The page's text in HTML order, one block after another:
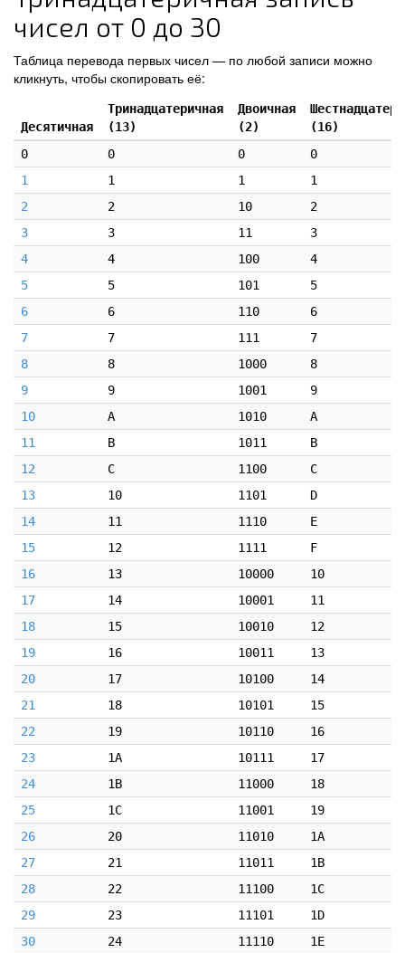
чисел от 0 до 30
Таблица перевода первых чисел — по любой записи можно
кликнуть, чтобы скопировать её:
Десятичная
Тринадцатеричная
(13)
Двоичная
(2)
(16)
0
0 0
0
1
1 1
1
2
2 10
2
3
3 11
3
4
4 100
4
5
5 101
5
6
6 110
6
7
7 111
7
8
8 1000
8
9
9 1001
9
10
A 1010
A
11
B 1011
B
12
C 1100
C
13
10 1101
D
14
11 1110
E
15
12 1111
F
16
13 10000
10
17
14 10001
11
18
15 10010
12
19
16 10011
13
20
17 10100
14
21
18 10101
15
22
19 10110
16
23
1A 10111
17
24
1B 11000
18
25
1C 11001
19
26
20 11010
1A
27
21 11011
1B
28
22 11100
1C
29
23 11101
1D
30
24 11110 1E